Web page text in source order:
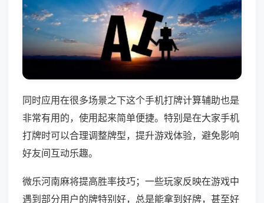
同时应用在很多场景之下这个手机打牌计算辅助也是
非常有用的，使用起来简单便捷。特别是在大家手机
打牌时可以合理调整牌型，提升游戏体验，避免影响
好友间互动乐趣。
微乐河南麻将提高胜率技巧；一些玩家反映在游戏中
遇到部分用户的牌特别好，总是能拿到好牌，甚至好